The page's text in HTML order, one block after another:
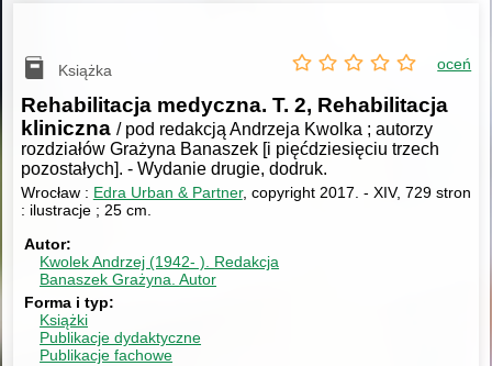
Książka oceń
Rehabilitacja medyczna. T. 2, Rehabilitacja
kliniczna / pod redakcją Andrzeja Kwolka ; autorzy
rozdziałów Grażyna Banaszek [i pięćdziesięciu trzech
pozostałych]. - Wydanie drugie, dodruk.
Wrocław : Edra Urban & Partner, copyright 2017. - XIV, 729 stron
: ilustracje ; 25 cm.
Autor
Kwolek Andrzej (1942- ). Redakcja
Banaszek Grażyna.Autor
Forma i typ
Książki
Publikacje dydaktyczne
Publikacje fachowe